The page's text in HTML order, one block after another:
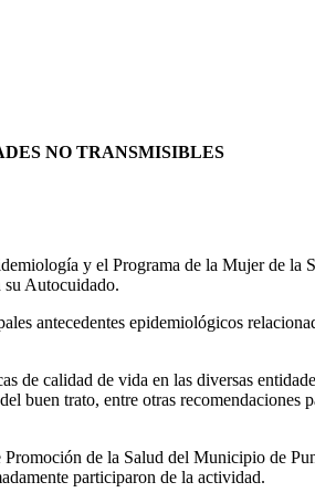
NO TRANSMISIBLES
y el Programa de la Mujer de la
su Autocuidado.
antecedentes epidemiológicos
de calidad de vida en las diversas
buen trato, entre otras recomendaciones
de la Salud del Municipio de
participaron de la actividad.